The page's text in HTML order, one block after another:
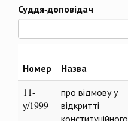
Суддя-доповідач
Номер Назва
11-
у/1999
про відмову у
відкритті
конституційного